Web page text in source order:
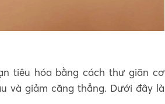
tiêu hóa bằng cách thư giãn cơ
và giảm căng thẳng. Dưới đây là